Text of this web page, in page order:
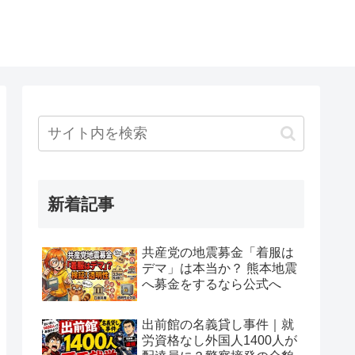
新着記事
共産党の地震募金「着服は
デマ」は本当か？ 熊本地震
へ募金をするなら公式へ
出前館の名義貸し事件｜就
労資格なし外国人1400人が